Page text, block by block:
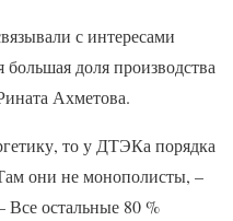
с интересами
большая доля производства
Ахметова.
то у ДТЭКа порядка
они не монополисты, –
остальные 80 %